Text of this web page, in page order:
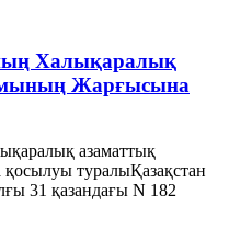
Халықаралық
Жарғысына
азаматтық
туралыҚазақстан
31 қазандағы N 182